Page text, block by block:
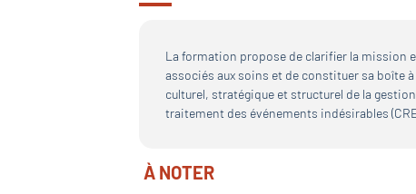
La formation propose de clarifier la mission
associés aux soins et de constituer sa boîte
culturel, stratégique et structurel de la
traitement des événements indésirables
À NOTER